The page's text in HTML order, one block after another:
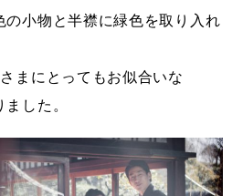
の小物と半襟に緑色を取り入れ
まにとってもお似合いな
した。